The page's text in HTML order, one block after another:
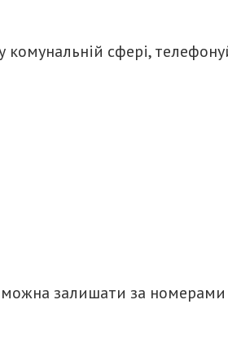
сфері,
залишати за